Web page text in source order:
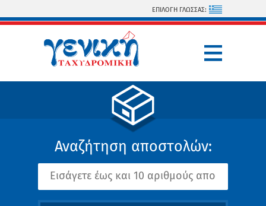
Παράκαμψη προς το κυρίως περιεχόμενοΕΠΙΛΟΓΗ ΓΛΩΣΣΑΣ:
Αναζήτηση αποστολών: